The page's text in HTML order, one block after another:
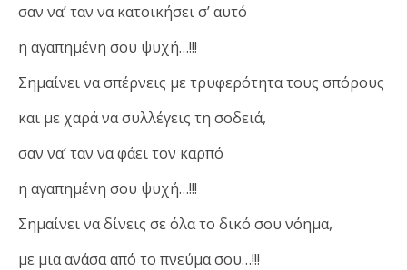
σαν να’ ταν να κατοικήσει σ’ αυτό
η αγαπημένη σου ψυχή…!!!
Σημαίνει να σπέρνεις με τρυφερότητα τους σπόρους
και με χαρά να συλλέγεις τη σοδειά,
σαν να’ ταν να φάει τον καρπό
η αγαπημένη σου ψυχή…!!!
Σημαίνει να δίνεις σε όλα το δικό σου νόημα,
με μια ανάσα από το πνεύμα σου…!!!